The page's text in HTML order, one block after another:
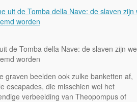
de Tomba della Nave: de slaven zijn
worden
graven beelden ook zulke banketten af,
escapades, die misschien wel het
verbeelding van Theopompus of